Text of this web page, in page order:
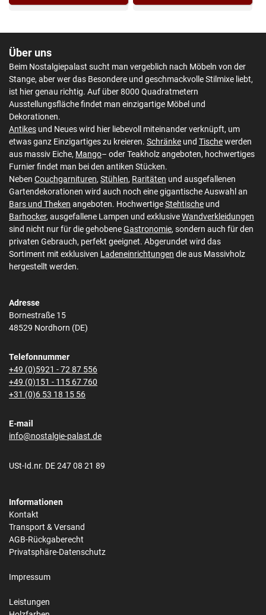
Über uns
Beim Nostalgiepalast sucht man vergeblich nach Möbeln von der
Stange, aber wer das Besondere und geschmackvolle Stilmixe liebt,
ist hier genau richtig. Auf über 8000 Quadratmetern
Ausstellungsfläche findet man einzigartige Möbel und
Dekorationen.
Antikes und Neues wird hier liebevoll miteinander verknüpft, um
etwas ganz Einzigartiges zu kreieren. Schränke und Tischewerden
aus massiv Eiche, Mango– oder Teakholz angeboten, hochwertiges
Furnier findet man bei den antiken Stücken.
Neben Couchgarnituren, Stühlen, Raritäten und ausgefallenen
Gartendekorationen wird auch noch eine gigantische Auswahl an
Bars und Theken angeboten. HochwertigeStehtische und
Barhocker, ausgefallene Lampen und exklusiveWandverkleidungen
sind nicht nur für die gehobeneGastronomie, sondern auch für den
privaten Gebrauch, perfekt geeignet. Abgerundet wird das
Sortiment mit exklusiven Ladeneinrichtungen die aus Massivholz
hergestellt werden.
Adresse
Bornestraße 15
48529 Nordhorn (DE)
Telefonnummer
+49 (0)5921 - 72 87 556
+49 (0)151 - 115 67 760
+31 (0)6 53 18 15 56
E-mail
info@nostalgie-palast.de
USt-Id.nr. DE 247 08 21 89
Informationen
Kontakt
Transport & Versand
AGB-Rückgaberecht
Privatsphäre-Datenschutz
Impressum
Leistungen